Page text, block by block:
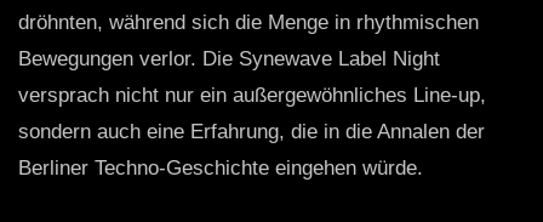
dröhnten, während sich die Menge in rhythmischen
Bewegungen verlor. Die Synewave Label Night
versprach nicht nur ein außergewöhnliches Line-up,
sondern auch eine Erfahrung, die in die Annalen der
Berliner Techno-Geschichte eingehen würde.